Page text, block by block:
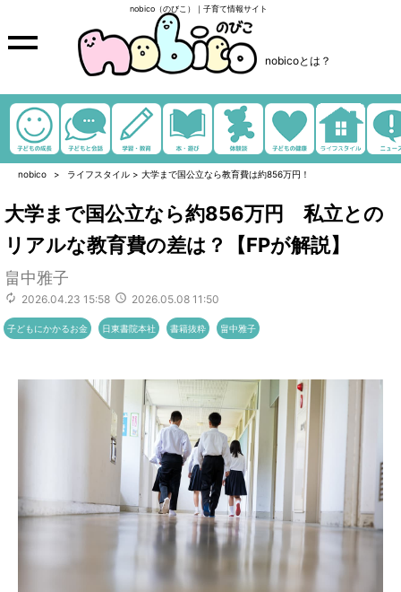
nobico（のびこ）｜子育て情報サイト
nobicoとは？
nobico ライフスタイル > 大学まで国公立なら教育費は約856万円！
大学まで国公立なら約856万円 私立との
リアルな教育費の差は？【FPが解説】
畠中雅子
2026.04.23 15:58 2026.05.08 11:50
子どもにかかるお金 日東書院本社 書籍抜粋 畠中雅子